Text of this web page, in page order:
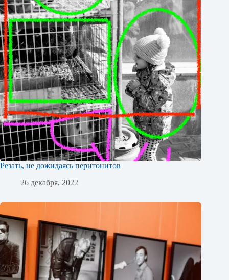
Резать, не дожидаясь перитонитов
26 декабря, 2022